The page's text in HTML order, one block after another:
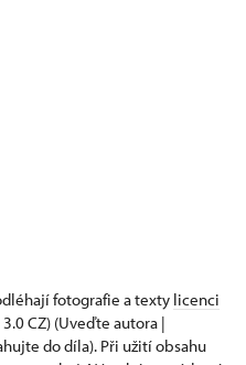
fotografie a texty licenci
3.0 CZ) (Uveďte autora |
do díla). Při užití obsahu